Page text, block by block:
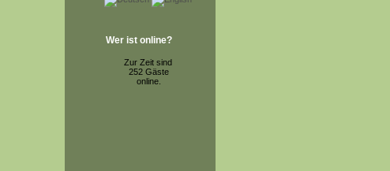
Wer ist online?
Zur Zeit sind
252 Gäste
online.